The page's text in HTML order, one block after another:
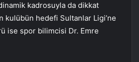
kadrosuyla da dikkat
hedefi Sultanlar Ligi’ne
ise spor bilimcisi Dr. Emre